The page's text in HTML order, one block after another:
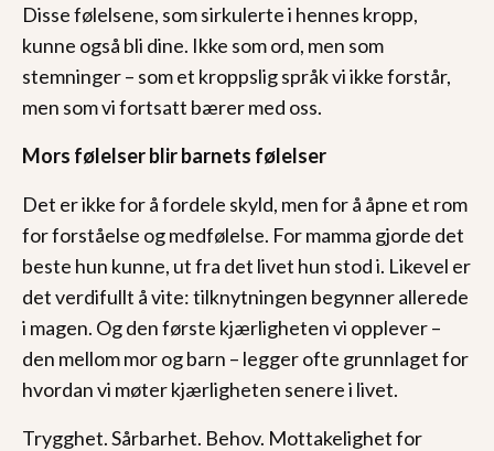
Disse følelsene, som sirkulerte i hennes kropp,
kunne også bli dine. Ikke som ord, men som
stemninger – som et kroppslig språk vi ikke forstår,
men som vi fortsatt bærer med oss.
Mors følelser blir barnets følelser
Det er ikke for å fordele skyld, men for å åpne et rom
for forståelse og medfølelse. For mamma gjorde det
beste hun kunne, ut fra det livet hun stod i. Likevel er
det verdifullt å vite: tilknytningen begynner allerede
i magen. Og den første kjærligheten vi opplever –
den mellom mor og barn – legger ofte grunnlaget for
hvordan vi møter kjærligheten senere i livet.
Trygghet. Sårbarhet. Behov. Mottakelighet for